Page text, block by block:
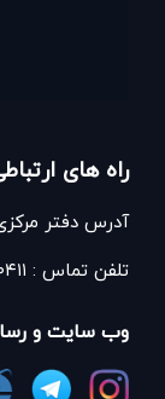
صورت روزانه و
آموزان عزیز
زبان انگلیسی
امروزه در هر
حسب یقین
خواهیم شد.
راه های
آدرس دفتر
تلفن تماس : ۰۹۳۵۸۸۰۰۴۱۱
وب سایت و